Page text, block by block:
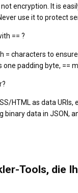
encryption. It is
use it to protect
== ?
= characters to
one padding byte, ==
HTML as data URIs,
binary data in JSON,
Tools, die